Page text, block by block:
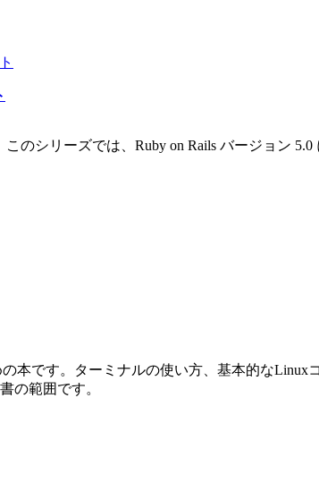
のシリーズでは、Ruby on Rails バージョン
本です。ターミナルの使い方、基本的な
の範囲です。